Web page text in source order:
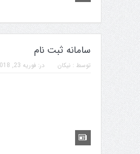
سامانه ثبت نام
توسط :نیکان در:فوریه 23, 2018